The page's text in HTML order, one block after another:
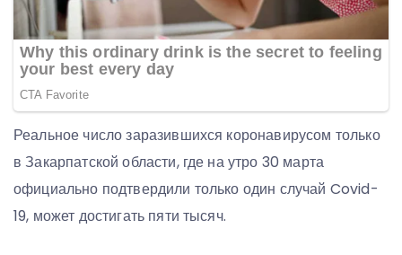
Реальное число заразившихся коронавирусом только
в Закарпатской области, где на утро 30 марта
официально подтвердили только один случай Covid-
19, может достигать пяти тысяч.